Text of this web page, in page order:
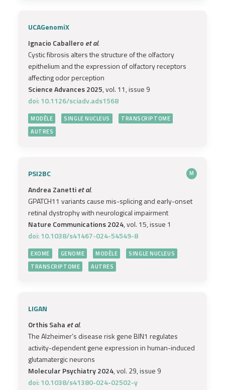
UCAGenomiX
Ignacio Caballero et al.
Cystic fibrosis alters the structure of the olfactory
epithelium and the expression of olfactory receptors
affecting odor perception
Science Advances 2025, vol. 11, issue 9
doi: 10.1126/sciadv.ads1568
MODÈLE SINGLE NUCLEUS
TRANSCRIPTOME
AUTRES
PSI2BC M
Andrea Zanettiet al.
GPATCH11 variants cause mis-splicing and early-onset
retinal dystrophy with neurological impairment
Nature Communications 2024, vol. 15, issue 1
doi: 10.1038/s41467-024-54549-8
EXOME GENOME MODÈLE
SINGLE NUCLEUS
TRANSCRIPTOME
AUTRES
LIGAN
Orthis Sahaet al.
The Alzheimer’s disease risk gene BIN1 regulates
activity-dependent gene expression in human-induced
glutamatergic neurons
Molecular Psychiatry 2024, vol. 29, issue 9
doi: 10.1038/s41380-024-02502-y